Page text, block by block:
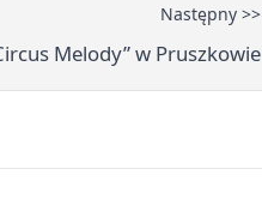
Następny >>
Melody” w Pruszkowie